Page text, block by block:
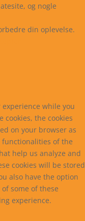
og nogle
din oplevelse.
while you
cookies, the cookies
on your browser as
of the
help us analyze and
cookies will be stored
also have the option
some of these
experience.